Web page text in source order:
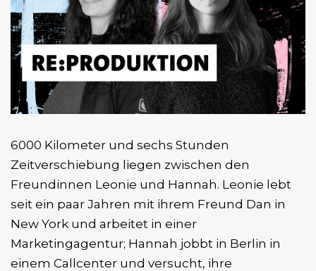
6000 Kilometer und sechs Stunden
Zeitverschiebung liegen zwischen den
Freundinnen Leonie und Hannah. Leonie lebt
seit ein paar Jahren mit ihrem Freund Dan in
New York und arbeitet in einer
Marketingagentur; Hannah jobbt in Berlin in
einem Callcenter und versucht, ihre